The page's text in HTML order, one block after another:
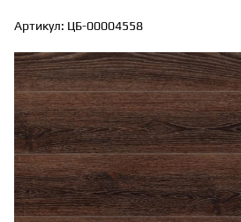
Полезная информация
Как выбрать
Калькулятор
О нас
Контакты
ИНЖЕНЕРНАЯ
ПАРКЕТНАЯ
ТЕРРАСНАЯ
Артикул: ЦБ-00004558